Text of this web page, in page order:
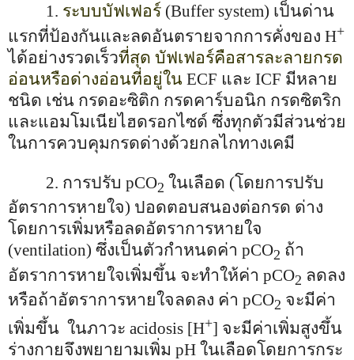
1. ระบบบัฟเฟอร์ (Buffer system) เป็นด่าน
แรกที่ป้องกันและลดอันตรายจากการคั่งของ H+
ได้อย่างรวดเร็วที่สุด บัฟเฟอร์คือสารละลายกรด
อ่อนหรือด่างอ่อนที่อยู่ใน ECF และ ICF มีหลาย
ชนิด เช่น กรดอะซิติก กรดคาร์บอนิก กรดซิตริก
และแอมโมเนียไฮดรอกไซด์ ซึ่งทุกตัวมีส่วนช่วย
ในการควบคุมกรดด่างด้วยกลไกทางเคมี
2. การปรับ pCO2 ในเลือด (โดยการปรับ
อัตราการหายใจ) ปอดตอบสนองต่อกรด ด่าง
โดยการเพิ่มหรือลดอัตราการหายใจ
(ventilation) ซึ่งเป็นตัวกำหนดค่า pCO2 ถ้า
อัตราการหายใจเพิ่มขึ้น จะทำให้ค่า pCO2 ลดลง
หรือถ้าอัตราการหายใจลดลง ค่า pCO2 จะมีค่า
เพิ่มขึ้น ในภาวะ acidosis [H+] จะมีค่าเพิ่มสูงขึ้น
ร่างกายจึงพยายามเพิ่ม pH ในเลือดโดยการกระ